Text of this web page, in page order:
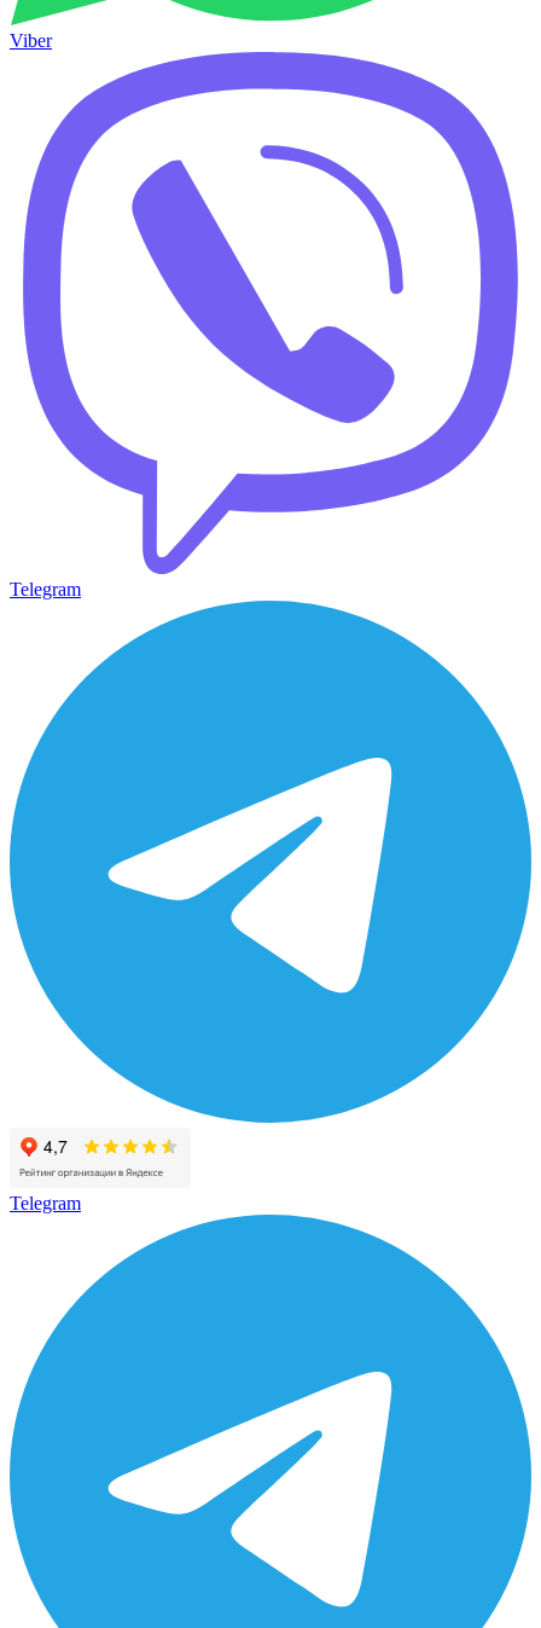
Viber
Telegram
Telegram